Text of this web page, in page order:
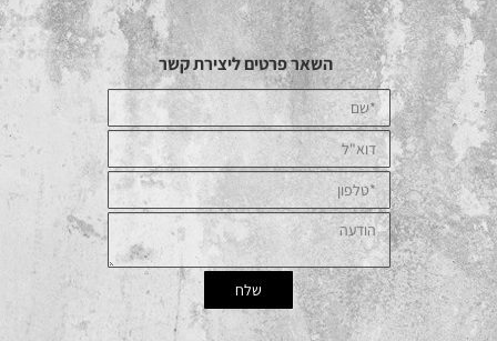
השאר פרטים ליצירת קשר